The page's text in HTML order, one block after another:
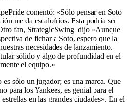
comentó: «Sólo pensar en Soto
me da escalofríos. Esta podría ser
fan, StrategicSwing, dijo «Aunque
de fichar a Soto, espero que la
necesidades de lanzamiento.
sólido y algo de profundidad en el
el equipo.»
sólo un jugador; es una marca. Que
para los Yankees, es genial para el
en las grandes ciudades». En el